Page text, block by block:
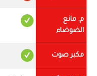
م. مانع
الضوضاء
مكبر صوت